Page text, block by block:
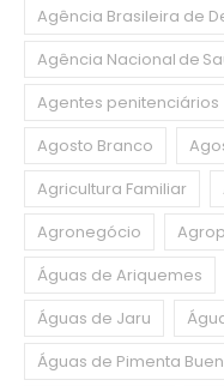
Agência Brasileira de
Agência Nacional de
Agentes penitenciários
Agosto Branco
Agricultura Familiar
Agronegócio
Águas de Ariquemes
Águas de Jaru
Águas de Pimenta